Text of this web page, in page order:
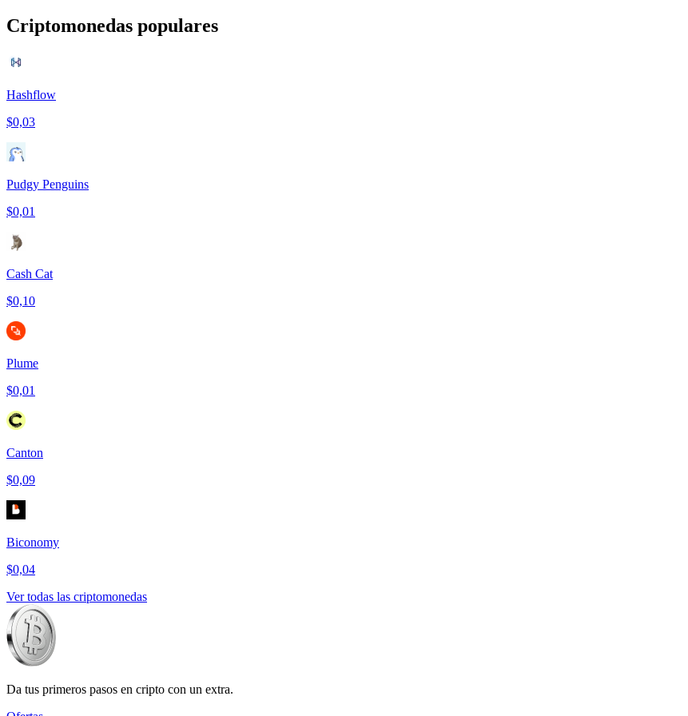
Criptomonedas populares
Hashflow
$0,03
Pudgy Penguins
$0,01
Cash Cat
$0,10
Plume
$0,01
Canton
$0,09
Biconomy
$0,04
Ver todas las criptomonedas
Da tus primeros pasos en cripto con un extra.